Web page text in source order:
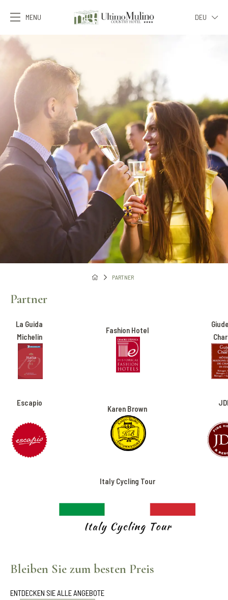
MENU
DEU
PARTNER
Partner
La Guida
Michelin
Fashion Hotel
Escapio
Karen Brown
Italy Cycling Tour
Bleiben Sie zum besten Preis
ENTDECKEN SIE ALLE ANGEBOTE